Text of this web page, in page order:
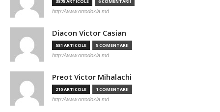
3878 ARTICOLE 6 COMENTARII
http://www.ortodoxia.md
Diacon Victor Casian
581 ARTICOLE 5 COMENTARII
http://www.ortodoxia.md
Preot Victor Mihalachi
210 ARTICOLE 1 COMENTARII
http://www.ortodoxia.md